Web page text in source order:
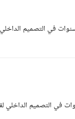
التصميم الداخلي